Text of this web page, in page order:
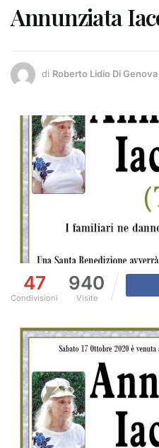
Annunziata
di Roberto Lidio Di Genova
47
Condivisioni
940
Visite